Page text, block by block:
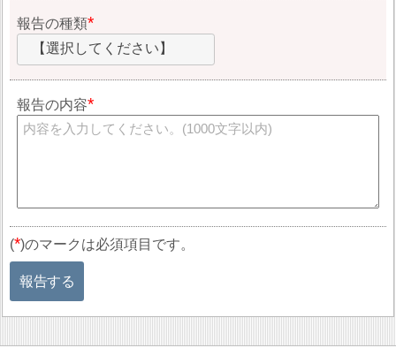
報告の種類
【選択してください】
報告の内容
(*)のマークは必須項目です。
報告する